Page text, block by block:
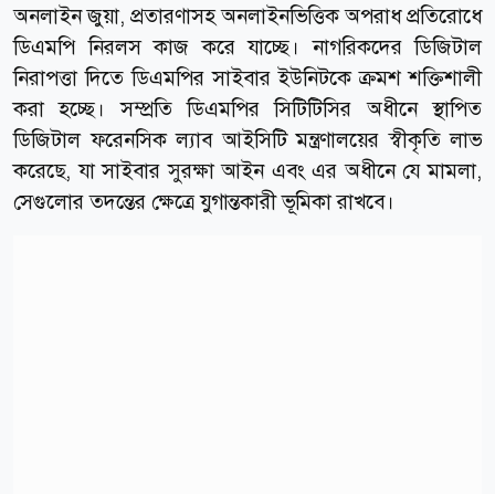
অনলাইন জুয়া, প্রতারণাসহ অনলাইনভিত্তিক অপরাধ প্রতিরোধে
ডিএমপি নিরলস কাজ করে যাচ্ছে। নাগরিকদের ডিজিটাল
নিরাপত্তা দিতে ডিএমপির সাইবার ইউনিটকে ক্রমশ শক্তিশালী
করা হচ্ছে। সম্প্রতি ডিএমপির সিটিটিসির অধীনে স্থাপিত
ডিজিটাল ফরেনসিক ল্যাব আইসিটি মন্ত্রণালয়ের স্বীকৃতি লাভ
করেছে, যা সাইবার সুরক্ষা আইন এবং এর অধীনে যে মামলা,
সেগুলোর তদন্তের ক্ষেত্রে যুগান্তকারী ভূমিকা রাখবে।